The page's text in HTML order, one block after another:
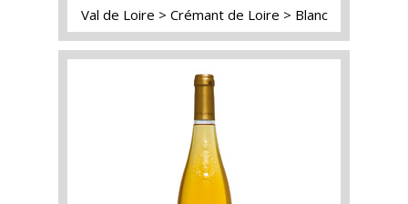
Val de Loire Crémant de Loire Blanc